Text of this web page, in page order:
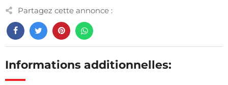
Partagez cette annonce :
Informations additionnelles: